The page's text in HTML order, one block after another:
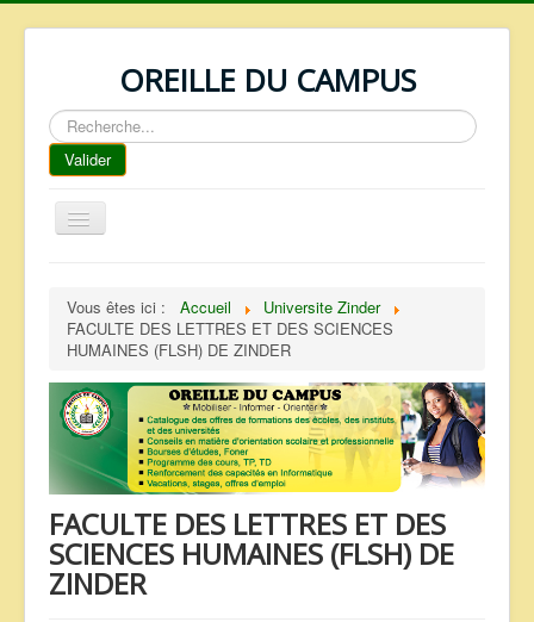
OREILLE DU CAMPUS
Rechercher
Valider
Basculer
la
REPERTOIRE
QUI SOMMES NOUS ?
NOS SERVICES
FAQ
CONTACTS
TELECHARGEMENTS
ANNONCES
Vous êtes ici : Accueil
Universite Zinder
FACULTE DES LETTRES ET DES SCIENCES
HUMAINES (FLSH) DE ZINDER
FACULTE DES LETTRES ET DES
SCIENCES HUMAINES (FLSH) DE
ZINDER